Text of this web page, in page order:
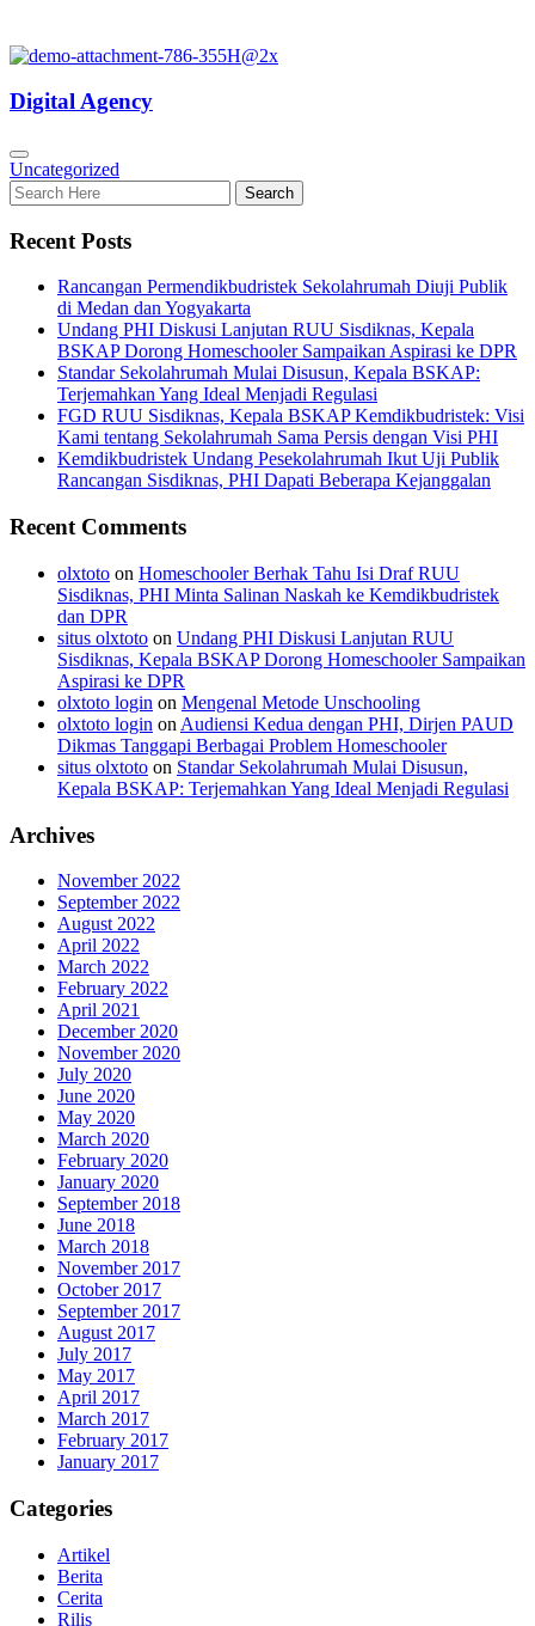
Digital Agency
Uncategorized
Recent Posts
Rancangan Permendikbudristek Sekolahrumah Diuji Publik
di Medan dan Yogyakarta
Undang PHI Diskusi Lanjutan RUU Sisdiknas, Kepala
BSKAP Dorong Homeschooler Sampaikan Aspirasi ke DPR
Standar Sekolahrumah Mulai Disusun, Kepala BSKAP:
Terjemahkan Yang Ideal Menjadi Regulasi
FGD RUU Sisdiknas, Kepala BSKAP Kemdikbudristek: Visi
Kami tentang Sekolahrumah Sama Persis dengan Visi PHI
Kemdikbudristek Undang Pesekolahrumah Ikut Uji Publik
Rancangan Sisdiknas, PHI Dapati Beberapa Kejanggalan
Recent Comments
olxtoto on Homeschooler Berhak Tahu Isi Draf RUU
Sisdiknas, PHI Minta Salinan Naskah ke Kemdikbudristek
dan DPR
situs olxtoto on Undang PHI Diskusi Lanjutan RUU
Sisdiknas, Kepala BSKAP Dorong Homeschooler Sampaikan
Aspirasi ke DPR
olxtoto login on Mengenal Metode Unschooling
olxtoto login on Audiensi Kedua dengan PHI, Dirjen PAUD
Dikmas Tanggapi Berbagai Problem Homeschooler
situs olxtoto on Standar Sekolahrumah Mulai Disusun,
Kepala BSKAP: Terjemahkan Yang Ideal Menjadi Regulasi
Archives
November 2022
September 2022
August 2022
April 2022
March 2022
February 2022
April 2021
December 2020
November 2020
July 2020
June 2020
May 2020
March 2020
February 2020
January 2020
September 2018
June 2018
March 2018
November 2017
October 2017
September 2017
August 2017
July 2017
May 2017
April 2017
March 2017
February 2017
January 2017
Categories
Artikel
Berita
Cerita
Rilis